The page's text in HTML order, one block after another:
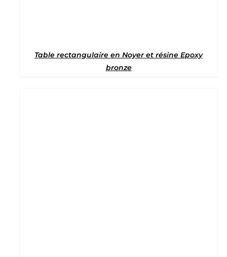
Table rectangulaire en Noyer et résine Epoxy
bronze